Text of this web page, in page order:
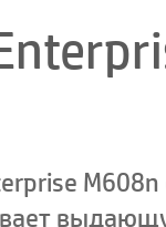
M608n